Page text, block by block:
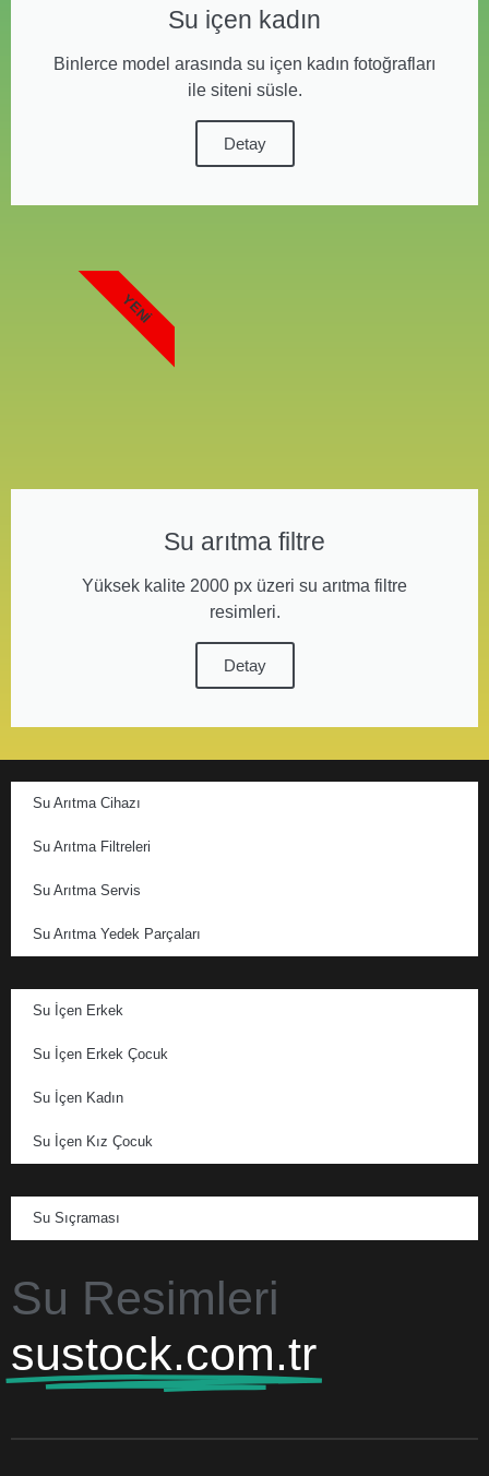
Su içen kadın
Binlerce model arasında su içen kadın fotoğrafları
ile siteni süsle.
Detay
Su arıtma filtre
Yüksek kalite 2000 px üzeri su arıtma filtre
resimleri.
Detay
YENI
Su Arıtma Cihazı
Su Arıtma Filtreleri
Su Arıtma Servis
Su Arıtma Yedek Parçaları
Su İçen Erkek
Su İçen Erkek Çocuk
Su İçen Kadın
Su İçen Kız Çocuk
Su Sıçraması
Su Resimleri
sustock.com.tr